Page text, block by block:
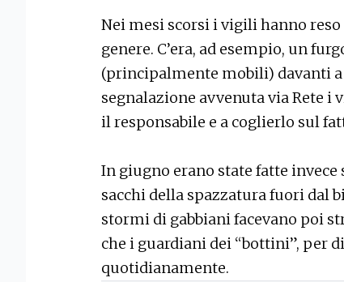
Nei mesi scorsi i vigili hanno
genere. C’era, ad esempio, un
(principalmente mobili) davanti a
segnalazione avvenuta via Rete
il responsabile e a coglierlo sul
In giugno erano state fatte
sacchi della spazzatura fuori dal
stormi di gabbiani facevano poi
che i guardiani dei “bottini”, per
quotidianamente.